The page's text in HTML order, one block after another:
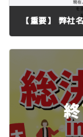
2026年2月16日